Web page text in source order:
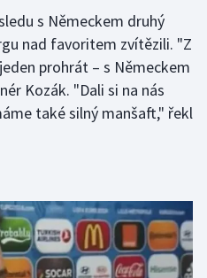
s Německem druhý
nad favoritem zvítězili. "Z
prohrát – s Německem
Kozák. "Dali si na nás
také silný manšaft," řekl